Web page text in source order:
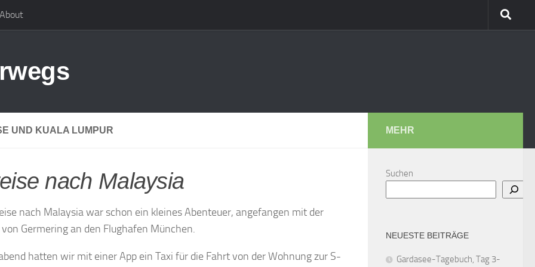
About
UND KUALA LUMPUR
nach Malaysia
nach Malaysia war schon ein kleines Abenteuer, angefangen mit der
Germering an den Flughafen München.
hatten wir mit einer App ein Taxi für die Fahrt von der Wohnung zur S-
MEHR
Suchen
NEUESTE BEITRÄGE
Gardasee-Tagebuch, Tag 3-